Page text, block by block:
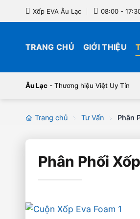
qua
Xốp EVA Âu Lạc 08:00 -
TRANG CHỦ GIỚI THIỆU
Âu Lạc - Thương hiệu Việt Uy Tín
Trang chủ Tư Vấn Phân
Phân Phối